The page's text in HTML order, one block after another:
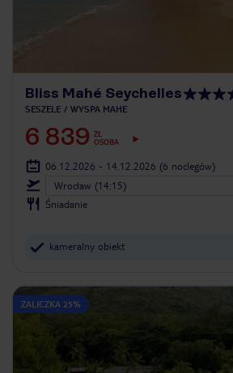
Bliss Mahé Seychelles
SESZELE WYSPA MAHE
6 839 ZŁ
OSOBA
06.12.2026 - 14.12.2026 (6 noclegów)
Wrocław (14:15)
Śniadanie
kameralny obiekt
ZALICZKA 25%